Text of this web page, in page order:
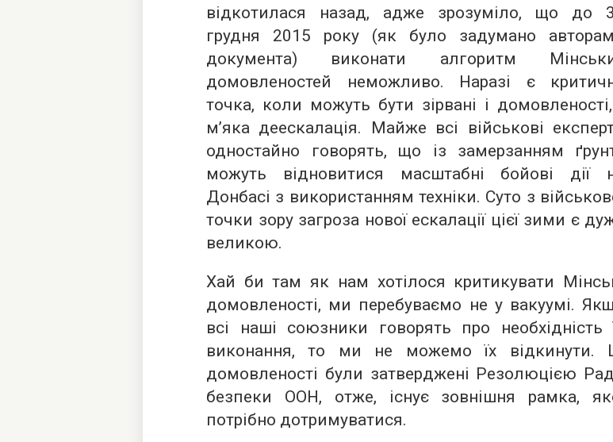
відкотилася назад, адже зрозуміло, що до
грудня 2015 року (як було задумано
документа) виконати алгоритм
домовленостей неможливо. Наразі є
точка, коли можуть бути зірвані і домовленості,
м’яка деескалація. Майже всі військові
одностайно говорять, що із замерзанням
можуть відновитися масштабні бойові дії
Донбасі з використанням техніки. Суто з
точки зору загроза нової ескалації цієї зими є
великою.
Хай би там як нам хотілося критикувати
домовленості, ми перебуваємо не у вакуумі.
всі наші союзники говорять про необхідність
виконання, то ми не можемо їх відкинути.
домовленості були затверджені Резолюцією
безпеки ООН, отже, існує зовнішня рамка,
потрібно дотримуватися.